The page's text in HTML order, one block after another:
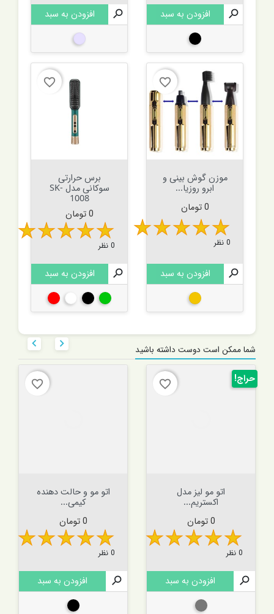

افزودن به سبد
مشکی

افزودن به سبد
نقره ای
favorite_border
موزن گوش بینی و
ابرو روزیا...
قیمت
0 تومان
0 نظر

افزودن به سبد
طلایی
favorite_border
برس حرارتی
سوکانی مدل SK-
1008
قیمت
0 تومان
0 نظر

افزودن به سبد
سبز مشکی سفیدقرمز
شما ممکن است دوست داشته باشید 
favorite_border
اتو مو لیز مدل
اکستریم...
قیمت
0 تومان
0 نظر

افزودن به سبد
نوک مدادی
حراج! favorite_border
اتو مو و حالت دهنده
کیمی...
قیمت
0 تومان
0 نظر

افزودن به سبد
مشکی
